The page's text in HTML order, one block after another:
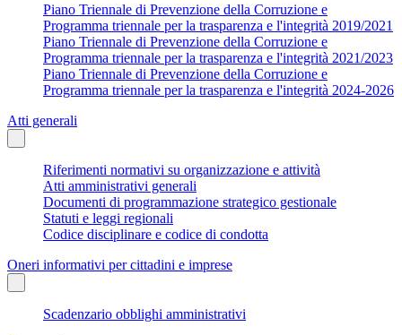
Piano Triennale di Prevenzione della Corruzione e
Programma triennale per la trasparenza e l'integrità 2019/2021
Piano Triennale di Prevenzione della Corruzione e
Programma triennale per la trasparenza e l'integrità 2021/2023
Piano Triennale di Prevenzione della Corruzione e
Programma triennale per la trasparenza e l'integrità 2024-2026
Atti generali
Riferimenti normativi su organizzazione e attività
Atti amministrativi generali
Documenti di programmazione strategico gestionale
Statuti e leggi regionali
Codice disciplinare e codice di condotta
Oneri informativi per cittadini e imprese
Scadenzario obblighi amministrativi